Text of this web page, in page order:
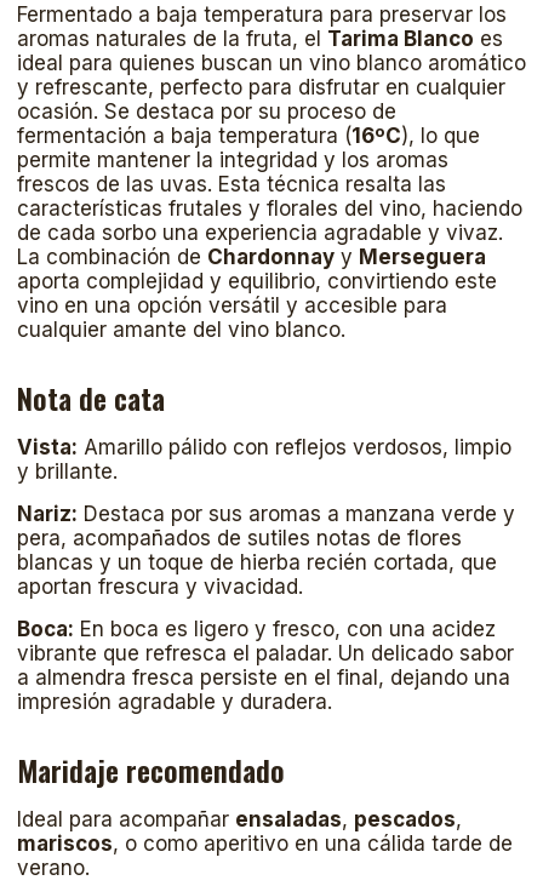
Fermentado a baja temperatura para preservar los
aromas naturales de la fruta, el Tarima Blanco es
ideal para quienes buscan un vino blanco aromático
y refrescante, perfecto para disfrutar en cualquier
ocasión. Se destaca por su proceso de
fermentación a baja temperatura (16ºC), lo que
permite mantener la integridad y los aromas
frescos de las uvas. Esta técnica resalta las
características frutales y florales del vino, haciendo
de cada sorbo una experiencia agradable y vivaz.
La combinación de Chardonnay y Merseguera
aporta complejidad y equilibrio, convirtiendo este
vino en una opción versátil y accesible para
cualquier amante del vino blanco.
Nota de cata
Vista: Amarillo pálido con reflejos verdosos, limpio
y brillante.
Nariz: Destaca por sus aromas a manzana verde y
pera, acompañados de sutiles notas de flores
blancas y un toque de hierba recién cortada, que
aportan frescura y vivacidad.
Boca: En boca es ligero y fresco, con una acidez
vibrante que refresca el paladar. Un delicado sabor
a almendra fresca persiste en el final, dejando una
impresión agradable y duradera.
Maridaje recomendado
Ideal para acompañar ensaladas, pescados,
mariscos, o como aperitivo en una cálida tarde de
verano.